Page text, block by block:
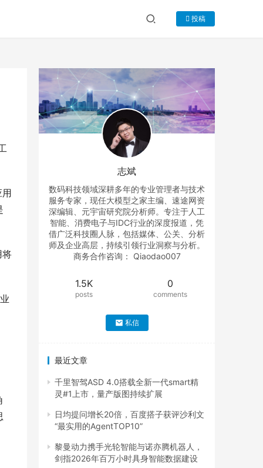
投稿
将
志斌
数码科技领域深耕多年的专业管理者与技术
服务专家，现任大模型之家主编、速途网资
深编辑、元宇宙研究院分析师。专注于人工
智能、消费电子与IDC行业的深度报道，凭
借广泛科技圈人脉，包括媒体、公关、分析
师及企业高层，持续引领行业洞察与分析。
商务合作咨询： Qiaodao007
1.5K
posts
0
comments
私信
最近文章
千里智驾ASD 4.0搭载全新一代smart精
灵#1上市，量产版图持续扩展
日均提问增长20倍，百度搭子获评沙利文
“最实用的AgentTOP10”
黎曼动力携手光轮智能与诺亦腾机器人，
剑指2026年百万小时具身智能数据建设